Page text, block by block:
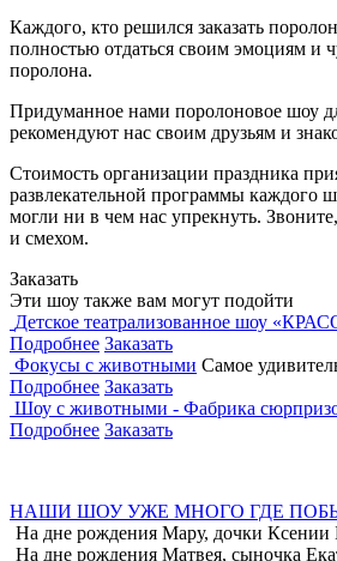
Каждого, кто решился заказать
полностью отдаться своим эмоциям и
поролона.
Придуманное нами поролоновое шоу
рекомендуют нас своим друзьям и
Стоимость организации праздника
развлекательной программы каждого
могли ни в чем нас упрекнуть.
и смехом.
Заказать
Эти шоу также вам могут подойти
Детское театрализованное шоу
Подробнее Заказать
Фокусы с животными Самое
Подробнее Заказать
Шоу с животными - Фабрика
Подробнее Заказать
НАШИ ШОУ УЖЕ МНОГО ГДЕ
На дне рождения Мару, дочки Ксении
На дне рождения Матвея, сыночка